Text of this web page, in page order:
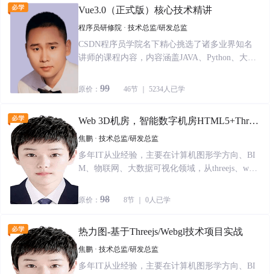
Vue3.0（正式版）核心技术精讲
程序员研修院 · 技术总监/研发总监
CSDN程序员学院名下精心挑选了诸多业界知名
讲师的课程内容，内容涵盖JAVA、Python、大数
原价： 99 46节 ｜ 5234人已学
Web 3D机房，智能数字机房HTML5+Threej
s(WebGL) 项目实战二
焦鹏 · 技术总监/研发总监
多年IT从业经验，主要在计算机图形学方向、BI
M、物联网、大数据可视化领域，从threejs、web
件著作权和发明专利。
原价： 98 8节 ｜ 0人已学
热力图-基于Threejs/Webgl技术项目实战
焦鹏 · 技术总监/研发总监
多年IT从业经验，主要在计算机图形学方向、BI